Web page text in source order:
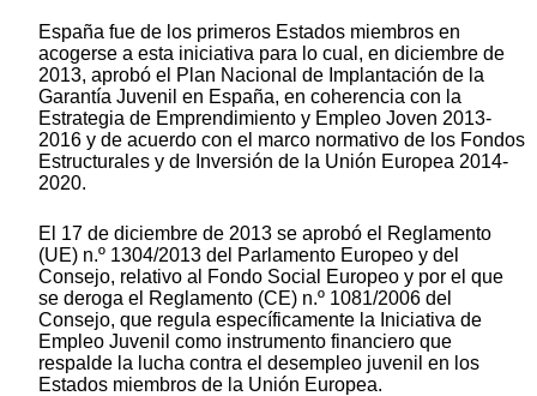
España fue de los primeros Estados miembros en
acogerse a esta iniciativa para lo cual, en diciembre de
2013, aprobó el Plan Nacional de Implantación de la
Garantía Juvenil en España, en coherencia con la
Estrategia de Emprendimiento y Empleo Joven 2013-
2016 y de acuerdo con el marco normativo de los Fondos
Estructurales y de Inversión de la Unión Europea 2014-
2020.
El 17 de diciembre de 2013 se aprobó el Reglamento
(UE) n.º 1304/2013 del Parlamento Europeo y del
Consejo, relativo al Fondo Social Europeo y por el que
se deroga el Reglamento (CE) n.º 1081/2006 del
Consejo, que regula específicamente la Iniciativa de
Empleo Juvenil como instrumento financiero que
respalde la lucha contra el desempleo juvenil en los
Estados miembros de la Unión Europea.